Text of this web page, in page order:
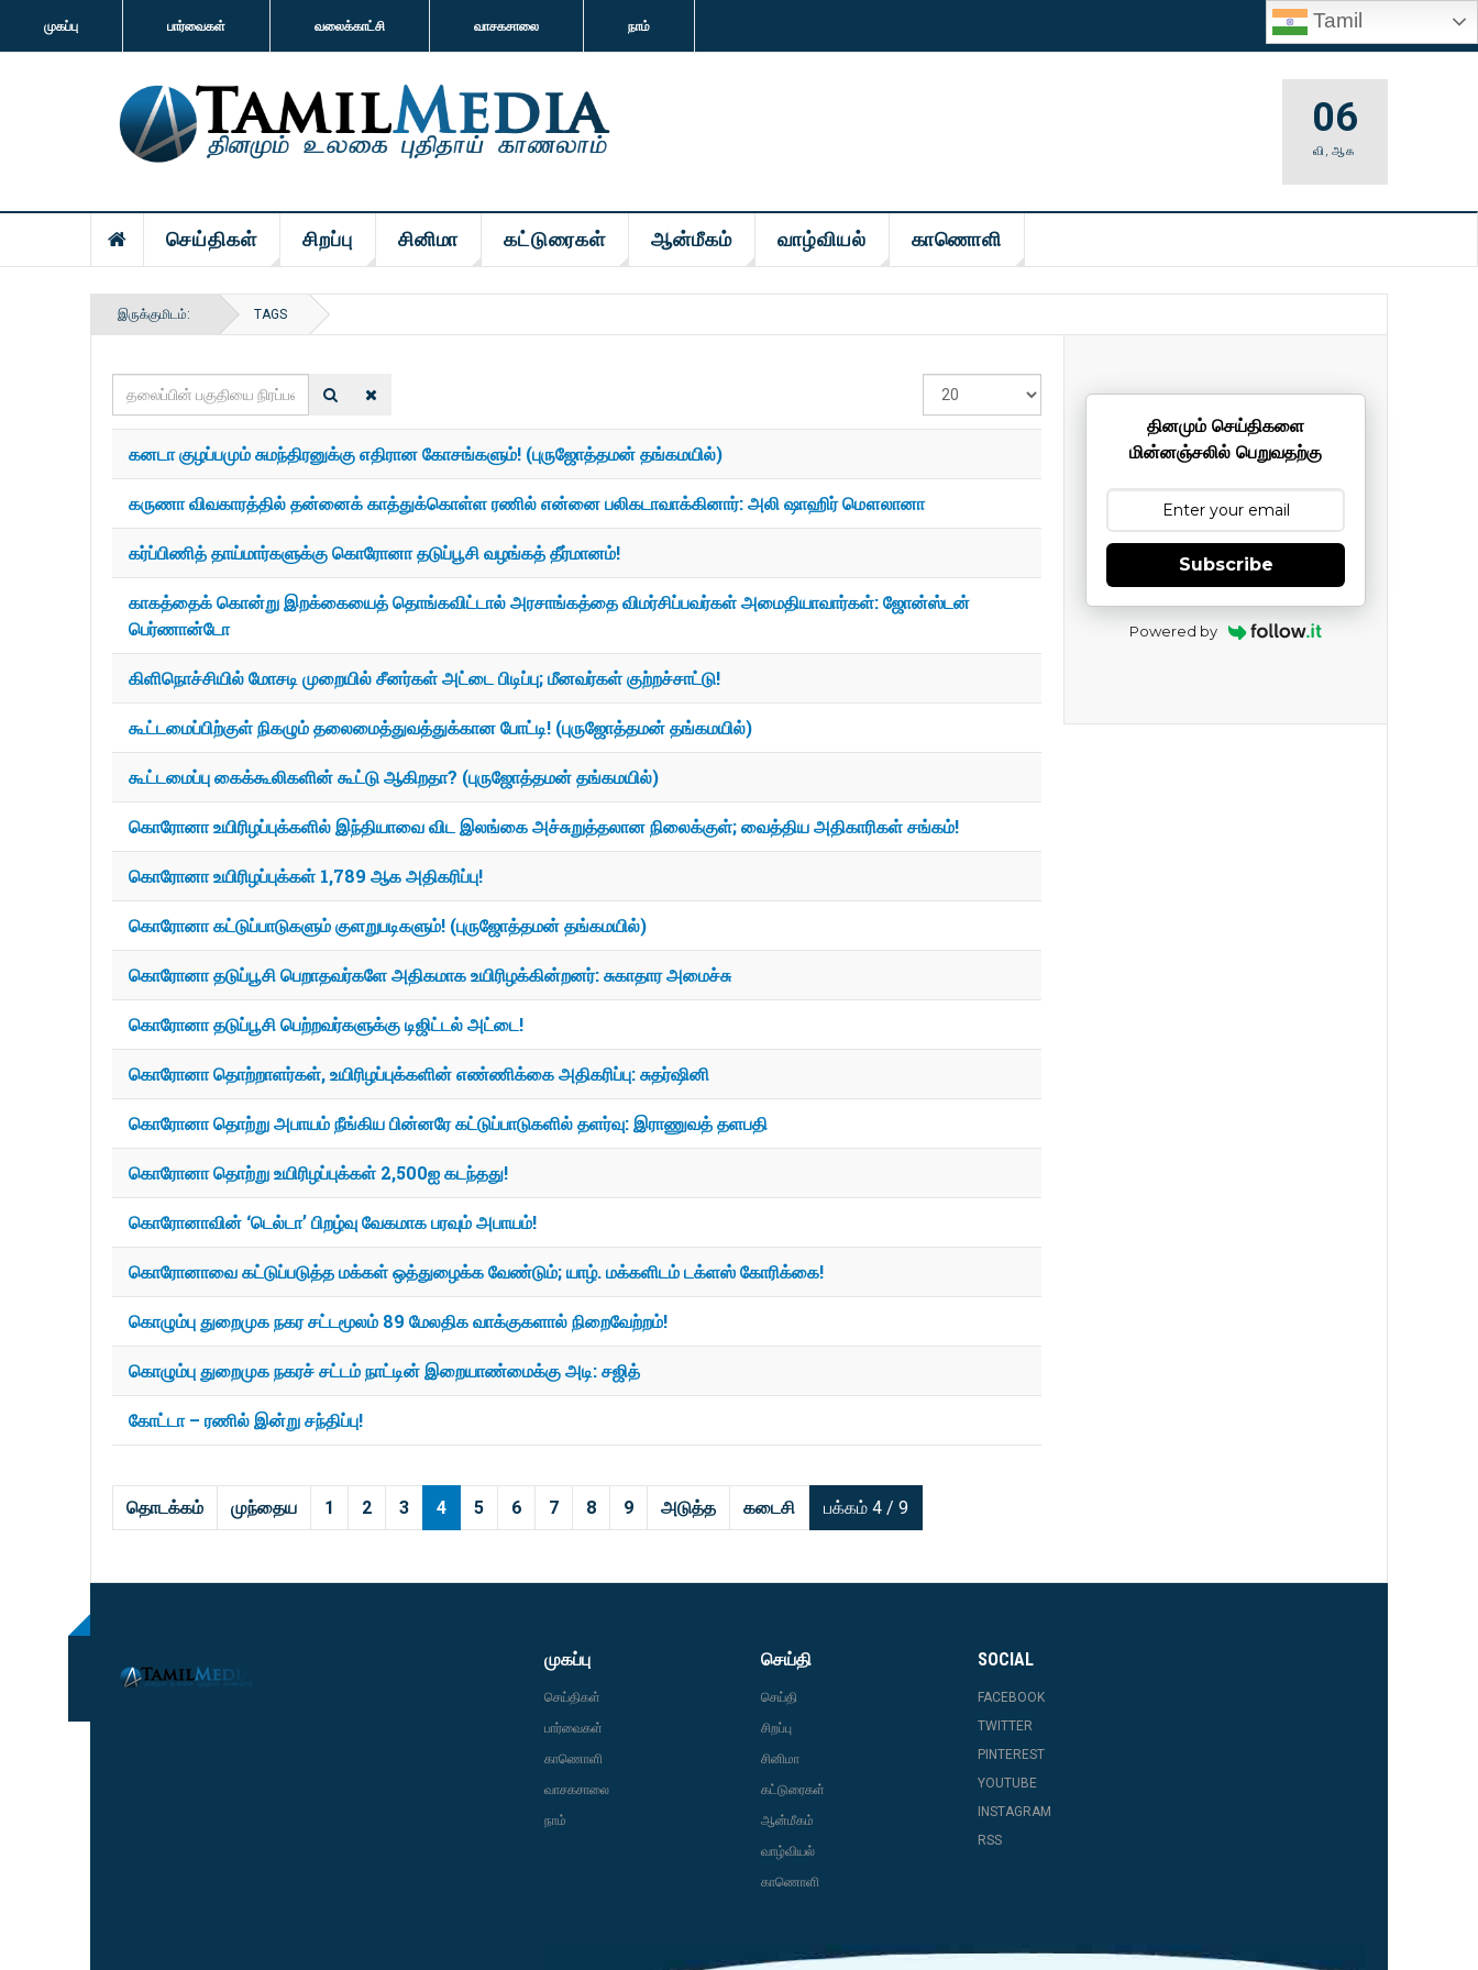
முகப்பு பார்வைகள் வலைக்காட்சி வாசகசாலை நாம் Tamil
06
வி,ஆக
செய்திகள் சிறப்பு சினிமா கட்டுரைகள் ஆன்மீகம் வாழ்வியல் காணொளி
இருக்குமிடம்: TAGS
தலைப்பின்
பகுதியை
காட்டுக
கனடா குழப்பமும் சுமந்திரனுக்கு எதிரான கோசங்களும்! (புருஜோத்தமன் தங்கமயில்)
கருணா விவகாரத்தில் தன்னைக் காத்துக்கொள்ள ரணில் என்னை பலிகடாவாக்கினார்: அலி ஷாஹிர் மௌலானா
கர்ப்பிணித் தாய்மார்களுக்கு கொரோனா தடுப்பூசி வழங்கத் தீர்மானம்!
காகத்தைக் கொன்று இறக்கையைத் தொங்கவிட்டால் அரசாங்கத்தை விமர்சிப்பவர்கள் அமைதியாவார்கள்: ஜோன்ஸ்டன்
பெர்ணான்டோ
கிளிநொச்சியில் மோசடி முறையில் சீனர்கள் அட்டை பிடிப்பு; மீனவர்கள் குற்றச்சாட்டு!
கூட்டமைப்பிற்குள் நிகழும் தலைமைத்துவத்துக்கான போட்டி! (புருஜோத்தமன் தங்கமயில்)
கூட்டமைப்பு கைக்கூலிகளின் கூட்டு ஆகிறதா? (புருஜோத்தமன் தங்கமயில்)
கொரோனா உயிரிழப்புக்களில் இந்தியாவை விட இலங்கை அச்சுறுத்தலான நிலைக்குள்; வைத்திய அதிகாரிகள் சங்கம்!
கொரோனா உயிரிழப்புக்கள் 1,789 ஆக அதிகரிப்பு!
கொரோனா கட்டுப்பாடுகளும் குளறுபடிகளும்! (புருஜோத்தமன் தங்கமயில்)
கொரோனா தடுப்பூசி பெறாதவர்களே அதிகமாக உயிரிழக்கின்றனர்: சுகாதார அமைச்சு
கொரோனா தடுப்பூசி பெற்றவர்களுக்கு டிஜிட்டல் அட்டை!
கொரோனா தொற்றாளர்கள், உயிரிழப்புக்களின் எண்ணிக்கை அதிகரிப்பு: சுதர்ஷினி
கொரோனா தொற்று அபாயம் நீங்கிய பின்னரே கட்டுப்பாடுகளில் தளர்வு: இராணுவத் தளபதி
கொரோனா தொற்று உயிரிழப்புக்கள் 2,500ஐ கடந்தது!
கொரோனாவின் ‘டெல்டா’ பிறழ்வு வேகமாக பரவும் அபாயம்!
கொரோனாவை கட்டுப்படுத்த மக்கள் ஒத்துழைக்க வேண்டும்; யாழ். மக்களிடம் டக்ளஸ் கோரிக்கை!
கொழும்பு துறைமுக நகர சட்டமூலம் 89 மேலதிக வாக்குகளால் நிறைவேற்றம்!
கொழும்பு துறைமுக நகரச் சட்டம் நாட்டின் இறையாண்மைக்கு அடி: சஜித்
கோட்டா – ரணில் இன்று சந்திப்பு!
பக்கம் 4 / 9
தொடக்கம் முந்தைய 1 2 3 4 5 6 7 8 9 அடுத்த கடைசி
தினமும் செய்திகளை
மின்னஞ்சலில் பெறுவதற்கு
Subscribe
Powered by
முகப்பு
செய்திகள்
பார்வைகள்
காணொளி
வாசகசாலை
நாம்
செய்தி
செய்தி
சிறப்பு
சினிமா
கட்டுரைகள்
ஆன்மீகம்
வாழ்வியல்
காணொளி
SOCIAL
FACEBOOK
TWITTER
PINTEREST
YOUTUBE
INSTAGRAM
RSS